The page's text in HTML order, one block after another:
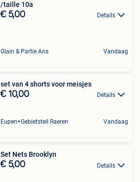
/taille 10a
€ 5,00 Details
Glain & Partie Ans Vandaag
set van 4 shorts voor meisjes
€ 10,00 Details
Eupen+Gebietsteil Raeren Vandaag
Set Nets Brooklyn
€ 5,00 Details